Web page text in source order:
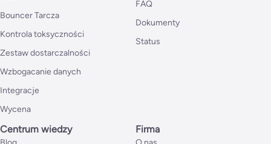
Bouncer Tarcza
Kontrola toksyczności
Zestaw dostarczalności
Wzbogacanie danych
Integracje
Wycena
FAQ
Dokumenty
Status
Centrum wiedzy Firma